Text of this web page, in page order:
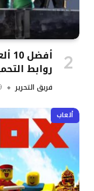
روابط
فريق التحرير
ألعاب